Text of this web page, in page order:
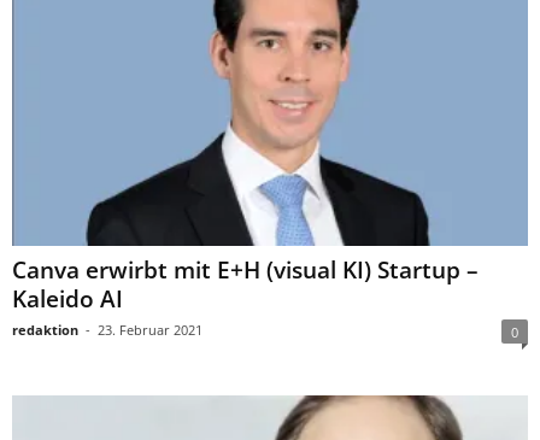
Canva erwirbt mit E+H (visual KI) Startup –
Kaleido AI
redaktion - 23. Februar 2021 0